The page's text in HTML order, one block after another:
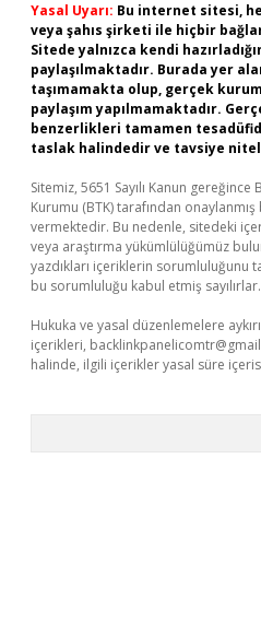
Yasal Uyarı: Bu internet sitesi,
veya şahıs şirketi ile hiçbir
Sitede yalnızca kendi
paylaşılmaktadır. Burada yer
taşımamakta olup, gerçek
paylaşım yapılmamaktadır.
benzerlikleri tamamen
taslak halindedir ve tavsiye
Sitemiz, 5651 Sayılı Kanun
Kurumu (BTK) tarafından
vermektedir. Bu nedenle, sitedeki
veya araştırma yükümlülüğümüz
yazdıkları içeriklerin sorumluluğunu
bu sorumluluğu kabul etmiş sayılırlar.
Hukuka ve yasal düzenlemelere
içerikleri,
halinde, ilgili içerikler yasal süre